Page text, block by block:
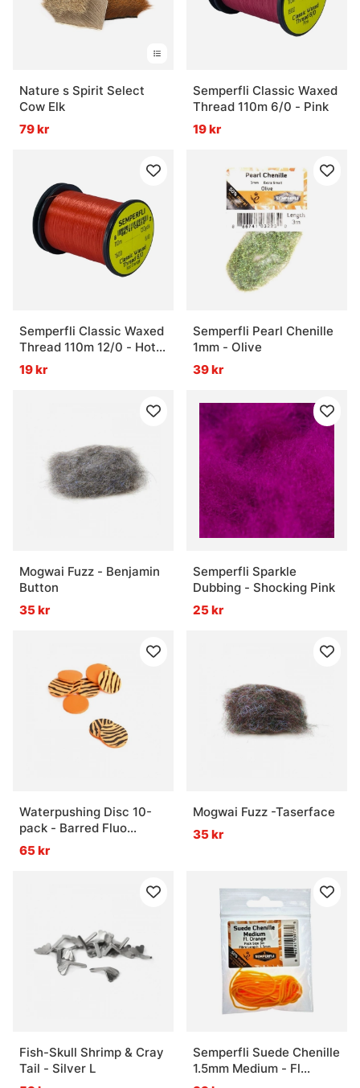
Nature s Spirit Select
Cow Elk
79 kr
Semperfli Classic Waxed
Thread 110m 6/0 - Pink
19 kr
Semperfli Classic Waxed
Thread 110m 12/0 - Hot
Orange
19 kr
Semperfli Pearl Chenille
1mm - Olive
39 kr
Mogwai Fuzz - Benjamin
Button
35 kr
Semperfli Sparkle
Dubbing - Shocking Pink
25 kr
Waterpushing Disc 10-
pack - Barred Fluo
Orange
65 kr
Mogwai Fuzz -Taserface
35 kr
Fish-Skull Shrimp & Cray
Tail - Silver L
Semperfli Suede Chenille
1.5mm Medium - Fl
Orange